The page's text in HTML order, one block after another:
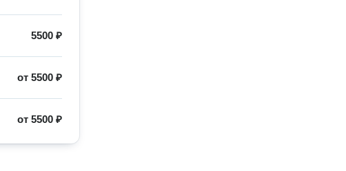
5500 ₽
от5500 ₽
от5500 ₽